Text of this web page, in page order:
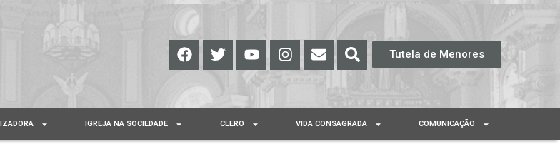
Tutela de Menores
IGREJA NA SOCIEDADE CLERO VIDA CONSAGRADA COMUNICAÇÃO